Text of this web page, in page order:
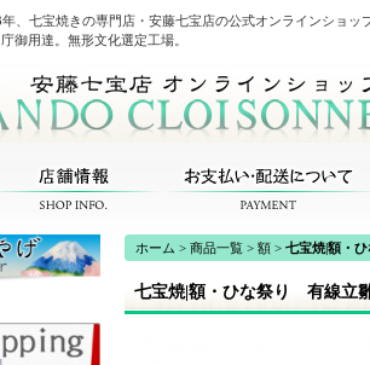
、七宝焼きの専門店・安藤七宝店の公式オンラインショ
御用達。無形文化選定工場。
ホーム > 商品一覧 > 額 > 七宝焼|額・
七宝焼|額・ひな祭り 有線立